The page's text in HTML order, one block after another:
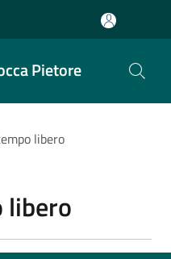
Pietore
libero
libero